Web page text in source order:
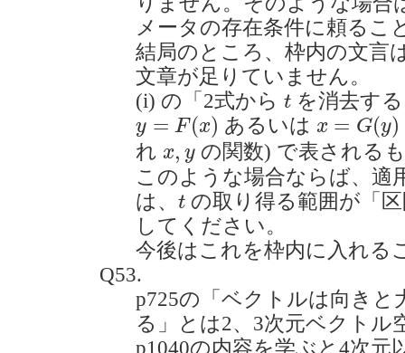
メータの存在条件に頼るこ
結局のところ、枠内の文言
文章が足りていません。
(i) の「2式から t
t を消去す
y = F(x)
y= F (x) あるいは x = G(y)
x=G(y)
れ x, y
x, y の関数) で表される
このような場合ならば、適
は、 t
t の取り得る範囲が「
してください。
今後はこれを枠内に入れる
Q53.
p725の「ベクトルは向き
る」とは2、3次元ベクトル
p1040の内容を学ぶと4次元